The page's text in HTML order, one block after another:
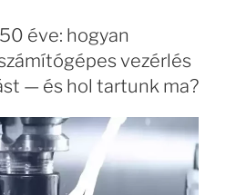
éve: hogyan
vezérlés
— és hol tartunk ma?